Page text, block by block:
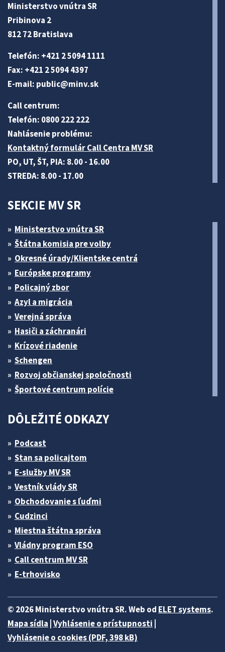
Ministerstvo vnútra SR
Pribinova 2
812 72 Bratislava
Telefón: +421 2 5094 1111
Fax: +421 2 5094 4397
E-mail: public@minv.sk
Call centrum:
Telefón: 0800 222 222
Nahlásenie problému:
Kontaktný formulár Call Centra MV SR
PO, UT, ŠT, PIA: 8.00 - 16.00
STREDA: 8.00 - 17.00
SEKCIE MV SR
Ministerstvo vnútra SR
Štátna komisia pre volby
Okresné úrady/Klientske centrá
Európske programy
Policajný zbor
Azyl a migrácia
Verejná správa
Hasiči a záchranári
Krízové riadenie
Schengen
Rozvoj občianskej spoločnosti
Športové centrum polície
DÔLEŽITÉ ODKAZY
Podcast
Stan sa policajtom
E-služby MV SR
Vestník vlády SR
Obchodovanie s ľuďmi
Cudzinci
Miestna štátna správa
Vládny program ESO
Call centrum MV SR
E-trhovisko
© 2026 Ministerstvo vnútra SR. Web od ELET systems.
Mapa sídla Vyhlásenie o prístupnosti
Vyhlásenie o cookies (PDF, 398 kB)